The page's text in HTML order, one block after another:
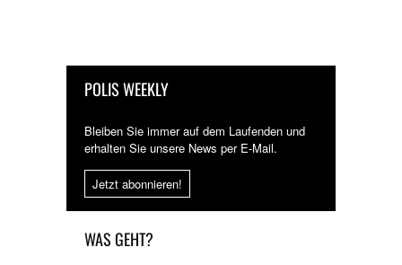
POLIS WEEKLY
Bleiben Sie immer auf dem Laufenden und
erhalten Sie unsere News per E-Mail.
Jetzt abonnieren!
WAS GEHT?